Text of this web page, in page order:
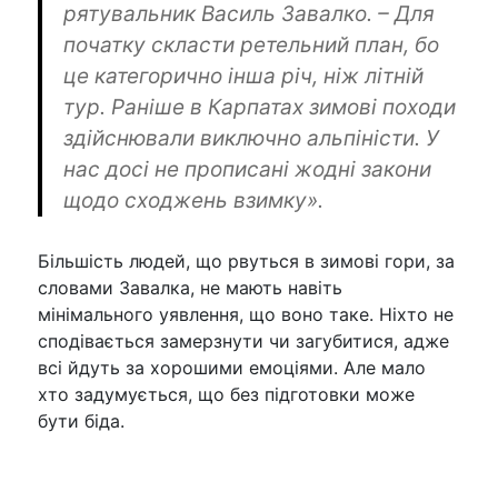
рятувальник Василь Завалко. – Для
початку скласти ретельний план, бо
це категорично інша річ, ніж літній
тур. Раніше в Карпатах зимові походи
здійснювали виключно альпіністи. У
нас досі не прописані жодні закони
щодо сходжень взимку».
Більшість людей, що рвуться в зимові гори, за
словами Завалка, не мають навіть
мінімального уявлення, що воно таке. Ніхто не
сподівається замерзнути чи загубитися, адже
всі йдуть за хорошими емоціями. Але мало
хто задумується, що без підготовки може
бути біда.